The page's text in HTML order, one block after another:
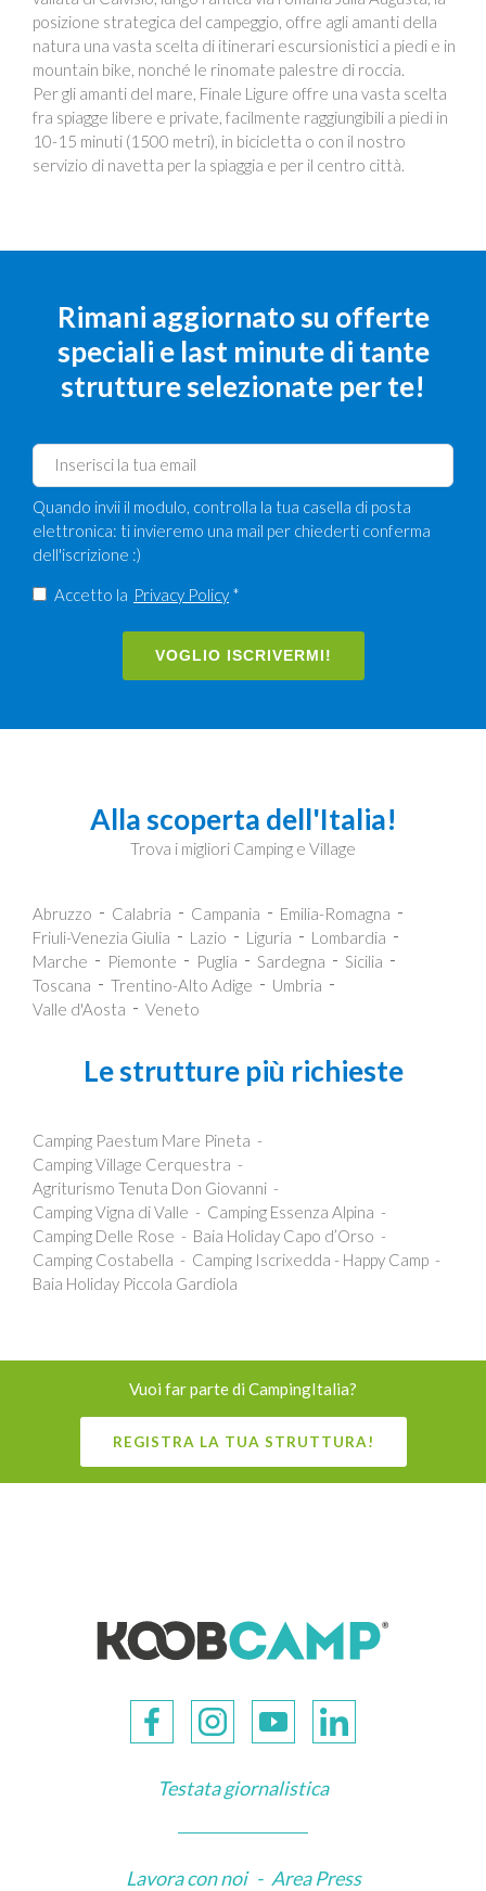
posizione strategica del campeggio, offre agli amanti della
natura una vasta scelta di itinerari escursionistici a piedi e in
mountain bike, nonché le rinomate palestre di roccia.
Per gli amanti del mare, Finale Ligure offre una vasta scelta
fra spiagge libere e private, facilmente raggiungibili a piedi in
10-15 minuti (1500 metri), in bicicletta o con il nostro
servizio di navetta per la spiaggia e per il centro città.
Rimani aggiornato su offerte
speciali e last minute di tante
strutture selezionate per te!
Quando invii il modulo, controlla la tua casella di posta
elettronica: ti invieremo una mail per chiederti conferma
dell'iscrizione :)
Accetto la Privacy Policy *
VOGLIO ISCRIVERMI!
Alla scoperta dell'Italia!
Trova i migliori Camping e Village
Abruzzo Calabria Campania
Emilia-Romagna
Friuli-Venezia Giulia
Lazio Liguria
Lombardia
Marche
Piemonte Puglia Sardegna
Sicilia
Toscana
Trentino-Alto Adige
Umbria
Valle d'Aosta
Veneto
Le strutture più richieste
Camping Paestum Mare Pineta
Camping Village Cerquestra
Agriturismo Tenuta Don Giovanni
Camping Vigna di Valle
Camping Essenza Alpina
Camping Delle Rose
Baia Holiday Capo d’Orso
Camping Costabella
Camping Iscrixedda - Happy Camp
Baia Holiday Piccola Gardiola
Vuoi far parte di CampingItalia?
REGISTRA LA TUA STRUTTURA!
Testata giornalistica
Lavora con noi - Area Press